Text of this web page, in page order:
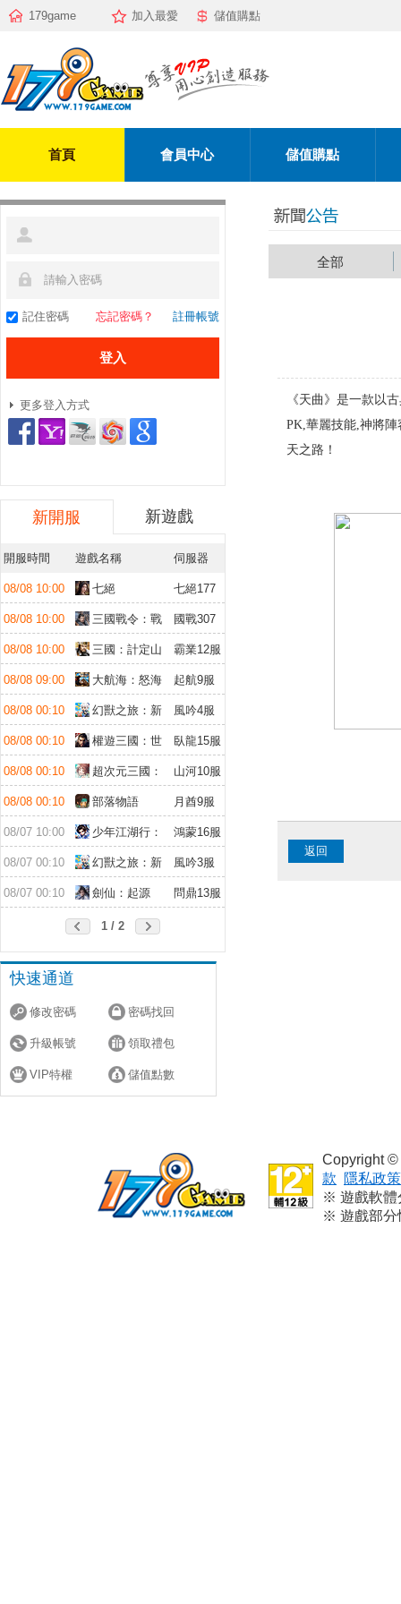
179game 加入最愛 儲值購點
首頁 會員中心 儲值購點
記住密碼 忘記密碼？ 註冊帳號
更多登入方式
新開服 新遊戲
開服時間 遊戲名稱 伺服器
08/08 10:00 七絕
七絕177
08/08 10:00
三國戰令：戰
略版
國戰307
08/08 10:00
三國：計定山
河
霸業12服
08/08 09:00
大航海：怒海
遠征
起航9服
08/08 00:10
幻獸之旅：新
紀元
風吟4服
08/08 00:10
權遊三國：世
界版
臥龍15服
08/08 00:10
超次元三國：
儲值送10倍
山河10服
08/08 00:10 部落物語 月酋9服
08/07 10:00
少年江湖行：
福利版
鴻蒙16服
08/07 00:10
幻獸之旅：新
紀元
風吟3服
08/07 00:10 劍仙：起源 問鼎13服
1 / 2
快速通道
修改密碼 密碼找回
升級帳號 領取禮包
VIP特權 儲值點數
全部
《天曲》是一款以
PK,華麗技能,神將
天之路！
返回
Copyright
款
隱私政策
※ 遊戲軟體
※ 遊戲部分